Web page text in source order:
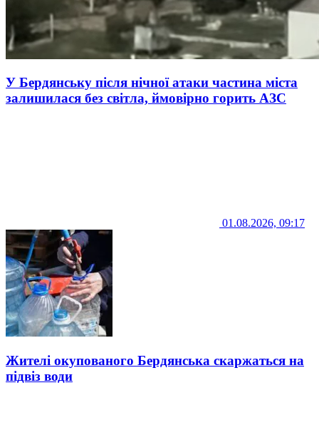
У Бердянську після нічної атаки частина міста
залишилася без світла, ймовірно горить АЗС
01.08.2026, 09:17
Жителі окупованого Бердянська скаржаться на
підвіз води